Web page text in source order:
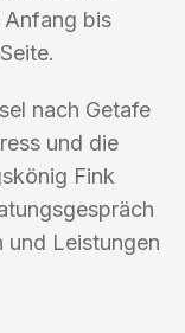
Anfang bis
nach Getafe
und die
Fink
und Leistungen